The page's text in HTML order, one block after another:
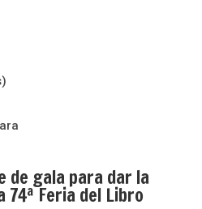
de gala para dar la
74ª Feria del Libro